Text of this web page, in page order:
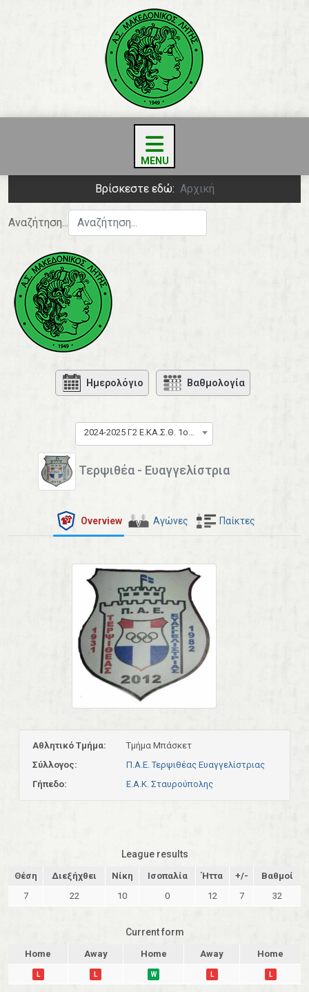
Βρίσκεστε εδώ: Αρχική
Αναζήτηση...
Ημερολόγιο Βαθμολογία
2024-2025 Γ2 Ε.ΚΑ.Σ.Θ. 1ος όμιλος
Τερψιθέα - Ευαγγελίστρια
Overview Αγώνες Παίκτες
Αθλητικό Τμήμα:
Τμήμα Μπάσκετ
Σύλλογος:
Π.Α.Ε. Τερψιθέας Ευαγγελίστριας
Γήπεδο:
Ε.Α.Κ. Σταυρούπολης
League results
Θέση Διεξήχθει Νίκη Ισοπαλία Ήττα +/-
Βαθμοί
7
22 10 0 12 7 32
Current form
Home Away Home Away Home
L L W L L